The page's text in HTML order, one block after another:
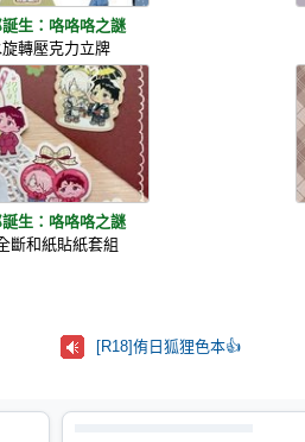
誕生：咯咯咯之謎
旋轉壓克力立牌
誕生：咯咯咯之謎
斷和紙貼紙套組
[R18]侑日狐狸色本👍